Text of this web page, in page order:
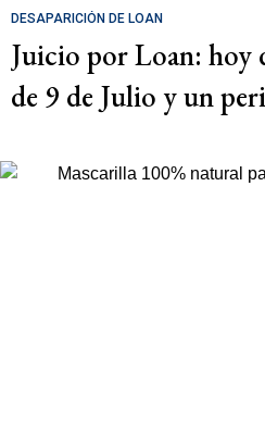
DESAPARICIÓN DE LOAN
Juicio por Loan: hoy
de 9 de Julio y un